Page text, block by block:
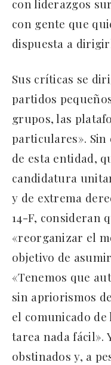
con liderazgos
con gente que
dispuesta a
Sus críticas se
partidos
grupos, las
particulares».
de esta entidad,
candidatura
y de extrema
14-F, consideran
«reorganizar el
objetivo de
«Tenemos que
sin apriorismos
el comunicado
tarea nada fácil».
obstinados y, a